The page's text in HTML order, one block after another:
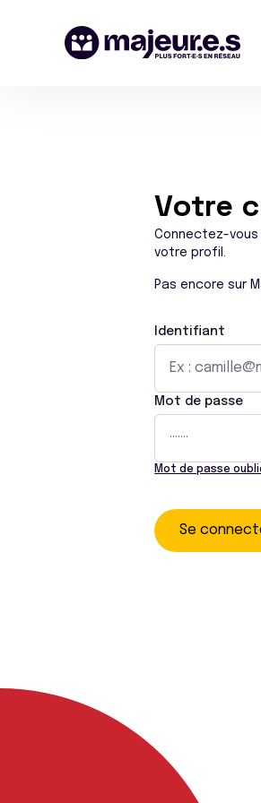
Votre
Connectez-
votre profil.
Pas encore sur
Identifiant
Mot de passe
Mot de passe
Se